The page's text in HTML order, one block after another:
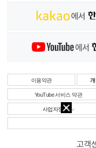
이용약관
YouTube 서비스 약관
사업자정보
고객